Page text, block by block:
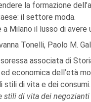
la formazione
il settore moda.
Milano il lusso di
Tonelli, Paolo M.
associata di
economica dell’età
stili di vita e dei
stili di vita dei